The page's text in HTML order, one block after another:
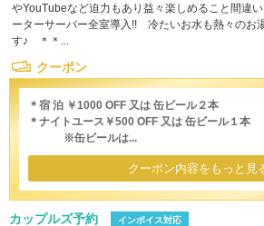
やYouTubeなど迫力もあり益々楽しめること間違
ーターサーバー全室導入!! 冷たいお水も熱々のお
す♪ ＊＊...
クーポン
＊宿 泊 ￥1000 OFF 又は 缶ビール２本
＊ナイトユース￥500 OFF 又は 缶ビール１本
※缶ビールは...
クーポン内容をもっと見
カップルズ予約 インボイス対応